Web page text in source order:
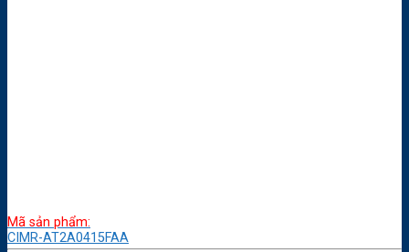
Mã sản phẩm:
CIMR-AT2A0415FAA